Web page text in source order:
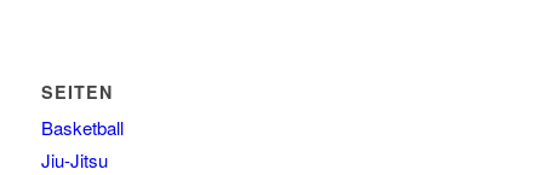
SEITEN
Basketball
Jiu-Jitsu